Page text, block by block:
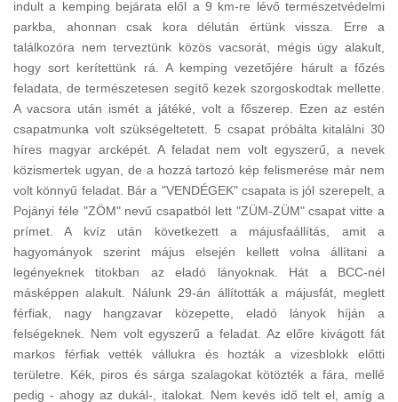
indult a kemping bejárata elől a 9 km-re lévő természetvédelmi
parkba, ahonnan csak kora délután értünk vissza. Erre a
találkozóra nem terveztünk közös vacsorát, mégis úgy alakult,
hogy sort kerítettünk rá. A kemping vezetőjére hárult a főzés
feladata, de természetesen segítő kezek szorgoskodtak mellette.
A vacsora után ismét a játéké, volt a főszerep. Ezen az estén
csapatmunka volt szükségeltetett. 5 csapat próbálta kitalálni 30
híres magyar arcképét. A feladat nem volt egyszerű, a nevek
közismertek ugyan, de a hozzá tartozó kép felismerése már nem
volt könnyű feladat. Bár a "VENDÉGEK" csapata is jól szerepelt, a
Pojányi féle "ZÖM" nevű csapatból lett "ZÜM-ZÜM" csapat vitte a
prímet. A kvíz után következett a májusfaállítás, amit a
hagyományok szerint május elsején kellett volna állítani a
legényeknek titokban az eladó lányoknak. Hát a BCC-nél
másképpen alakult. Nálunk 29-án állították a májusfát, meglett
férfiak, nagy hangzavar közepette, eladó lányok híján a
felségeknek. Nem volt egyszerű a feladat. Az előre kivágott fát
markos férfiak vették vállukra és hozták a vizesblokk előtti
területre. Kék, piros és sárga szalagokat kötözték a fára, mellé
pedig - ahogy az dukál-, italokat. Nem kevés idő telt el, amíg a